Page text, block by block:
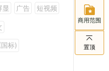
显 广告 短视频
标)
商用范围
置顶